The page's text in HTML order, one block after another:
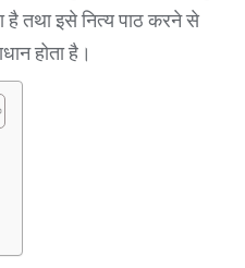
है तथा इसे नित्य पाठ करने से
होता है।